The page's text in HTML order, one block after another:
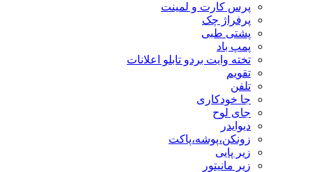
پرس کارت و لمینت
پرفراژ چک
پشتی طبی
پمپ باد
تخته وایت بردو تابلو اعلانات
تقویم
تلفن
جا خودکاری
جای لوح
دیوایدر
زونکن،پوشه،پاکت
زیر پایی
زیر مانیتور